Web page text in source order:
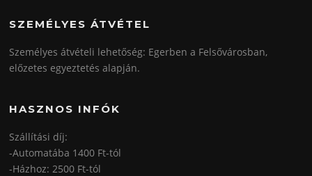
SZEMÉLYES ÁTVÉTEL
Személyes átvételi lehetőség: Egerben a Felsővárosban,
előzetes egyeztetés alapján.
HASZNOS INFÓK
Szállítási díj:
-Automatába 1400 Ft-tól
-Házhoz: 2500 Ft-tól